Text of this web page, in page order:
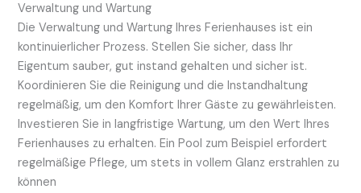
Verwaltung und Wartung
Die Verwaltung und Wartung Ihres Ferienhauses ist ein
kontinuierlicher Prozess. Stellen Sie sicher, dass Ihr
Eigentum sauber, gut instand gehalten und sicher ist.
Koordinieren Sie die Reinigung und die Instandhaltung
regelmäßig, um den Komfort Ihrer Gäste zu gewährleisten.
Investieren Sie in langfristige Wartung, um den Wert Ihres
Ferienhauses zu erhalten. Ein Pool zum Beispiel erfordert
regelmäßige Pflege, um stets in vollem Glanz erstrahlen zu
können